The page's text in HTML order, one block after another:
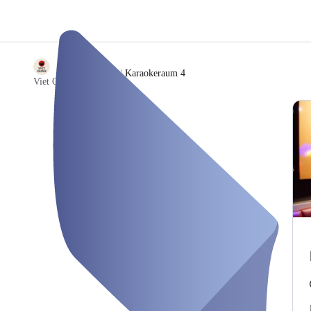
Viet Quan Restaurant
/Karaokeraum 4